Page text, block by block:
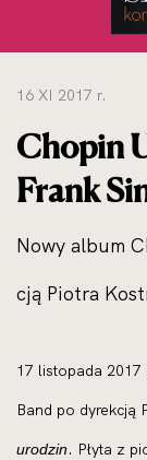
16 XI 2017 r.
Chopin
Frank
Nowy album
cją Piotra
17 listo­pa­da 2017
Band po dyrek­cją
uro­dzin. Płyta z